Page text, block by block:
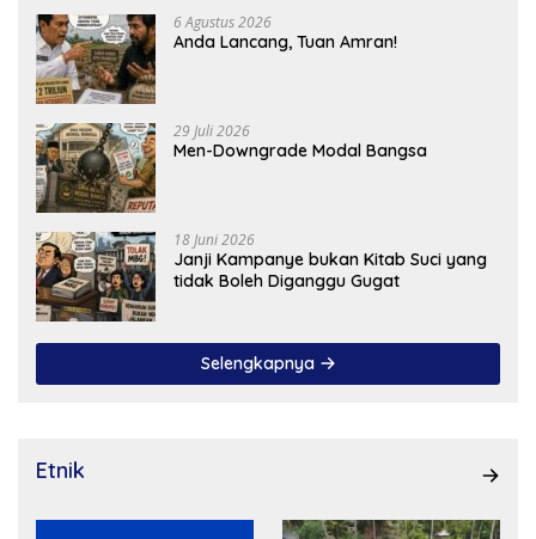
6 Agustus 2026
Anda Lancang, Tuan Amran!
29 Juli 2026
Men-Downgrade Modal Bangsa
18 Juni 2026
Janji Kampanye bukan Kitab Suci yang
tidak Boleh Diganggu Gugat
Selengkapnya
Etnik